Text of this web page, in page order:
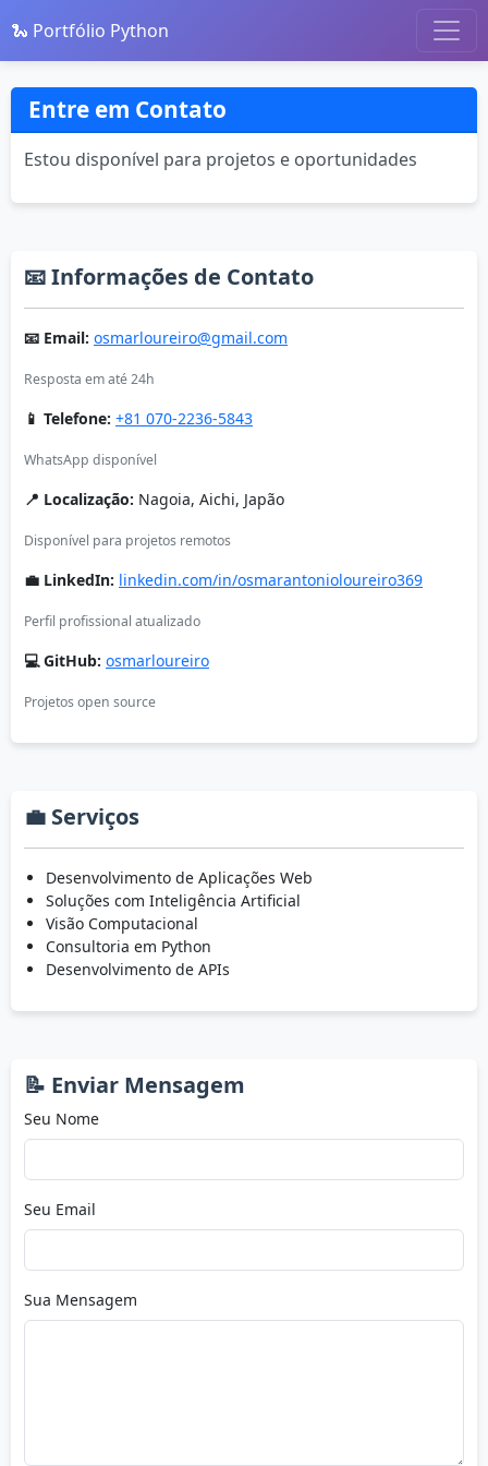
🐍 Portfólio Python
Entre em Contato
Estou disponível para projetos e oportunidades
📧 Informações de Contato
📧 Email: osmarloureiro@gmail.com
Resposta em até 24h
📱 Telefone: +81 070-2236-5843
WhatsApp disponível
📍 Localização: Nagoia, Aichi, Japão
Disponível para projetos remotos
💼 LinkedIn: linkedin.com/in/osmarantonioloureiro369
Perfil profissional atualizado
💻 GitHub: osmarloureiro
Projetos open source
💼 Serviços
Desenvolvimento de Aplicações Web
Soluções com Inteligência Artificial
Visão Computacional
Consultoria em Python
Desenvolvimento de APIs
📝 Enviar Mensagem
Seu Nome
Seu Email
Sua Mensagem